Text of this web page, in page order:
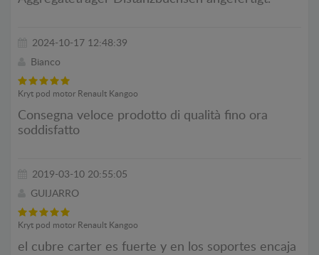
2024-10-17 12:48:39
Bianco
Kryt pod motor Renault Kangoo
Consegna veloce prodotto di qualità fino ora
soddisfatto
2019-03-10 20:55:05
GUIJARRO
Kryt pod motor Renault Kangoo
el cubre carter es fuerte y en los soportes encaja